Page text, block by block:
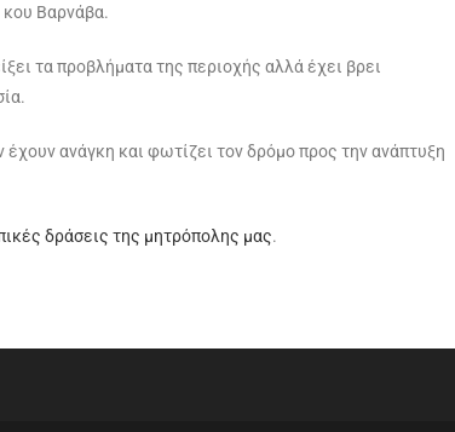
Βαρνάβα.
τα προβλήματα της περιοχής αλλά έχει βρει
ανάγκη και φωτίζει τον δρόμο προς την ανάπτυξη
δράσεις της μητρόπολης μας.